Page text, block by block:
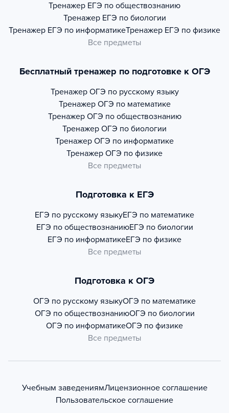
Тренажер ЕГЭ по обществознанию
Тренажер ЕГЭ по биологии
Тренажер ЕГЭ по информатикеТренажер ЕГЭ по физике
Все предметы
Бесплатный тренажер по подготовке к ОГЭ
Тренажер ОГЭ по русскому языку
Тренажер ОГЭ по математике
Тренажер ОГЭ по обществознанию
Тренажер ОГЭ по биологии
Тренажер ОГЭ по информатике
Тренажер ОГЭ по физике
Все предметы
Подготовка к ЕГЭ
ЕГЭ по русскому языкуЕГЭ по математике
ЕГЭ по обществознаниюЕГЭ по биологии
ЕГЭ по информатикеЕГЭ по физике
Все предметы
Подготовка к ОГЭ
ОГЭ по русскому языкуОГЭ по математике
ОГЭ по обществознаниюОГЭ по биологии
ОГЭ по информатикеОГЭ по физике
Все предметы
Учебным заведениямЛицензионное соглашение
Пользовательское соглашение